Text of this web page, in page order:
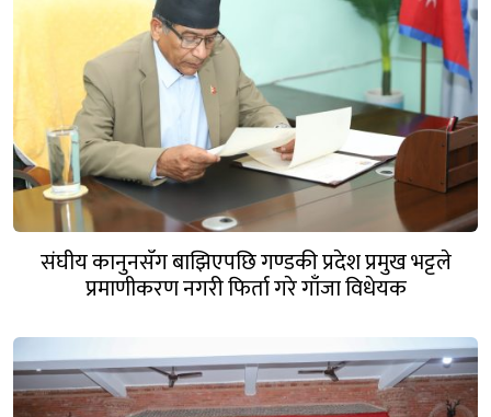
संघीय कानुनसँग बाझिएपछि गण्डकी प्रदेश प्रमुख भट्टले
प्रमाणीकरण नगरी फिर्ता गरे गाँजा विधेयक